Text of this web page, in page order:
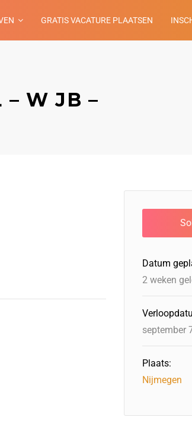
GRATIS VACATURE PLAATSEN
W JB –
Datum
2 weken
september
Plaats:
Nijmegen